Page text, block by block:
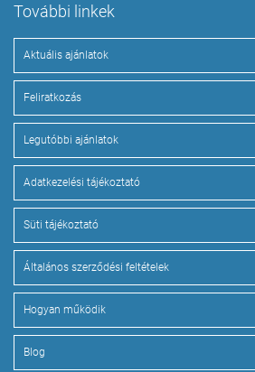
További linkek
Aktuális ajánlatok
Feliratkozás
Legutóbbi ajánlatok
Adatkezelési tájékoztató
Süti tájékoztató
Általános szerződési feltételek
Hogyan működik
Blog